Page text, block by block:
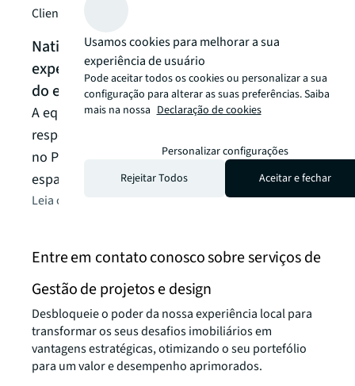
Client story
Natixis em Portugal torna possível a
experiência de viajar pelo mundo sem sair
do escritório com a JLL.
A equipa multidisciplinar JLL e Tétris foi
responsável pela mudança da empresa sediada
no Porto, que inaugura um conceito inovador de
espaço de trabalho.
Leia o artigo
A
Ler o
Entre em contato conosco sobre serviços de
Gestão de projetos e design
Desbloqueie o poder da nossa experiência local para
transformar os seus desafios imobiliários em
vantagens estratégicas, otimizando o seu portefólio
para um valor e desempenho aprimorados.
Usamos cookies para melhorar a sua
experiência de usuário
Pode aceitar todos os cookies ou personalizar a sua
configuração para alterar as suas preferências. Saiba
mais na nossa Declaração de cookies
Personalizar configurações
Rejeitar Todos
Aceitar e fechar